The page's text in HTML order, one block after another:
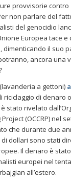
provvisorie contro
non parlare del
del genocidio
Europea tace e
dimenticando il suo
ancora una
(lavanderia a gettoni)
riciclaggio di denaro
stato rivelato
(OCCRP) nel
che durante due
di dollari sono stati
Il denaro è
europei nel
all’estero.